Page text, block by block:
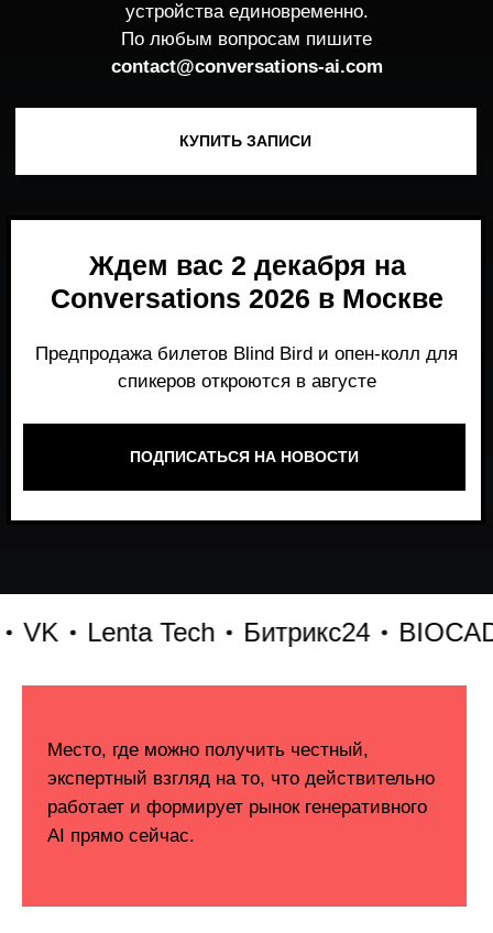
Ждем вас 2 декабря на
Conversations 2026 в Москве
ПОДПИСАТЬСЯ НА НОВОСТИ
Lenta Tech Битрикс24 BIOCAD
Место, где можно получить честный,
работает и формирует рынок генеративного